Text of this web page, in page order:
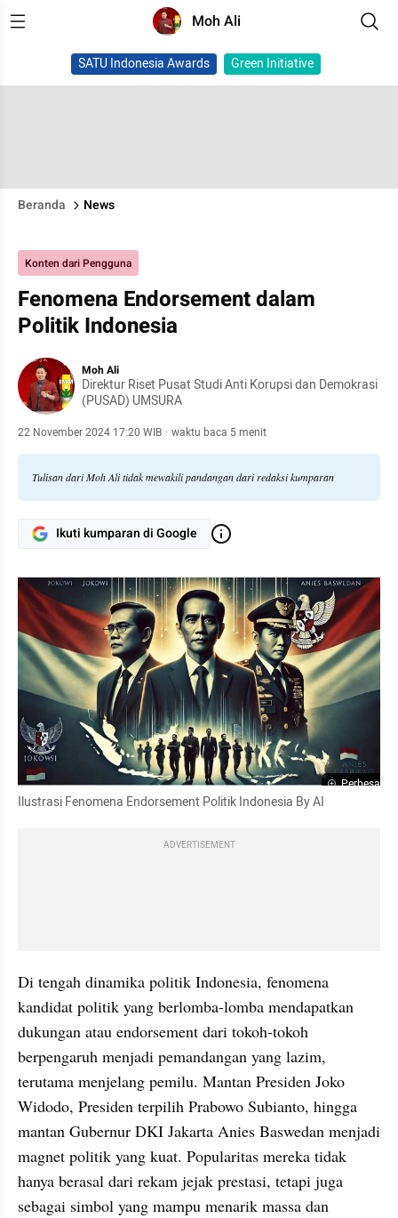
Moh Ali
SATU Indonesia Awards Green Initiative
Beranda News
Konten dari Pengguna
Fenomena Endorsement dalam
Politik Indonesia
Moh Ali
Direktur Riset Pusat Studi Anti Korupsi dan Demokrasi
(PUSAD) UMSURA
22 November 2024 17:20 WIB · waktu baca 5 menit
Tulisan dari Moh Ali tidak mewakili pandangan dari redaksi kumparan
Ikuti kumparan di Google
Perbesar
Ilustrasi Fenomena Endorsement Politik Indonesia By AI
ADVERTISEMENT
Di tengah dinamika politik Indonesia, fenomena
kandidat politik yang berlomba-lomba mendapatkan
dukungan atau endorsement dari tokoh-tokoh
berpengaruh menjadi pemandangan yang lazim,
terutama menjelang pemilu. Mantan Presiden Joko
Widodo, Presiden terpilih Prabowo Subianto, hingga
mantan Gubernur DKI Jakarta Anies Baswedan menjadi
magnet politik yang kuat. Popularitas mereka tidak
hanya berasal dari rekam jejak prestasi, tetapi juga
sebagai simbol yang mampu menarik massa dan